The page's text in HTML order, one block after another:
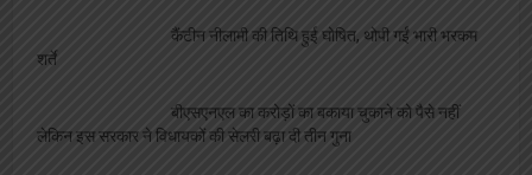
नामी गिरामी चेहरे हुए सम्मानित
सम्मान, चैनल को मिली शुभकामनायें